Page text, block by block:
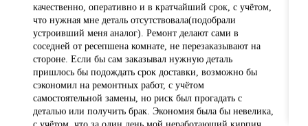
качественно, оперативно и в кратчайший срок, с учётом,
что нужная мне деталь отсутствовала(подобрали
устроивший меня аналог). Ремонт делают сами в
соседней от ресепшена комнате, не перезаказывают на
стороне. Если бы сам заказывал нужную деталь
пришлось бы подождать срок доставки, возможно бы
сэкономил на ремонтных работ, с учётом
самостоятельной замены, но риск был прогадать с
деталью или получить брак. Экономия была бы невелика,